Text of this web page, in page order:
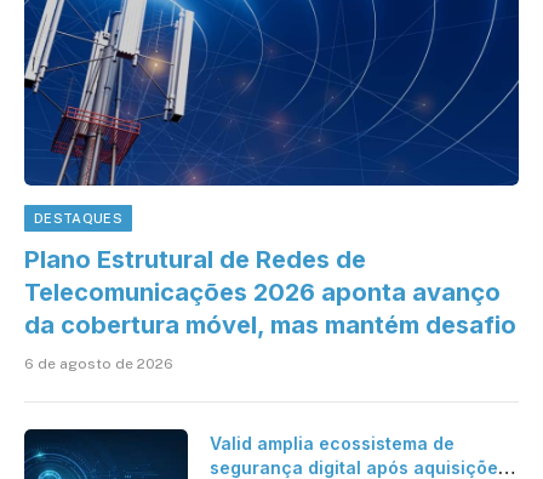
DESTAQUES
Plano Estrutural de Redes de
Telecomunicações 2026 aponta avanço
da cobertura móvel, mas mantém desafio
6 de agosto de 2026
Valid amplia ecossistema de
segurança digital após aquisições